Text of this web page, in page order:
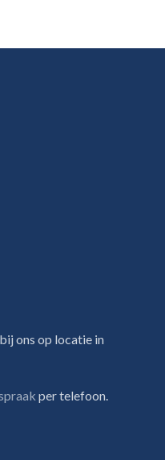
ons op locatie in
per telefoon.